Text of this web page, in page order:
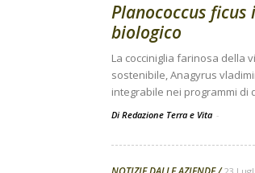
Planococcus
biologico
La cocciniglia farinosa della
sostenibile, Anagyrus
integrabile nei programmi di
Di Redazione Terra e Vita -